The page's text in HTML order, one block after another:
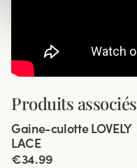
Produits associés
4 pour 3
Gaine-culotte LOVELY
LACE
€34.99